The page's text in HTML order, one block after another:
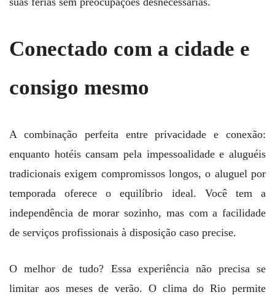
Conectado com a cidade e
consigo mesmo
A combinação perfeita entre privacidade e conexão:
enquanto hotéis cansam pela impessoalidade e aluguéis
tradicionais exigem compromissos longos, o aluguel por
temporada oferece o equilíbrio ideal. Você tem a
independência de morar sozinho, mas com a facilidade
de serviços profissionais à disposição caso precise.
O melhor de tudo? Essa experiência não precisa se
limitar aos meses de verão. O clima do Rio permite